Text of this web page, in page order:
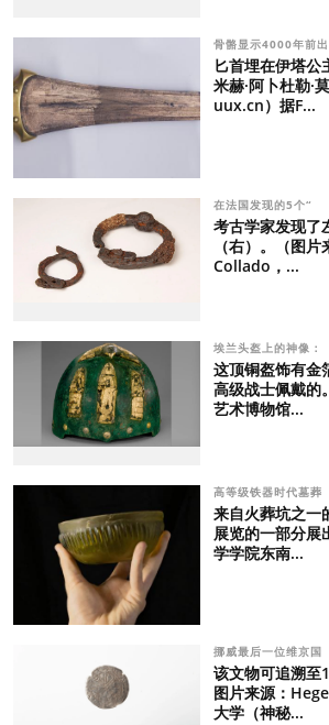
骨骼显示4000年前出
匕首埋在伊塔公
米赫·阿卜杜勒·
uux.cn）据F...
在法国发现的5个“
考古学家发现了
（右）。（图
Collado，...
埃兰头盔上的神像：
这顶铜盔饰有金
高级战士佩戴的
艺术博物馆...
高等级铁器时代墓葬
来自火葬坑之一
展览的一部分展
学学院东南...
挪威最后一位维京国
该文物可追溯至
图片来源：
大学（神秘...